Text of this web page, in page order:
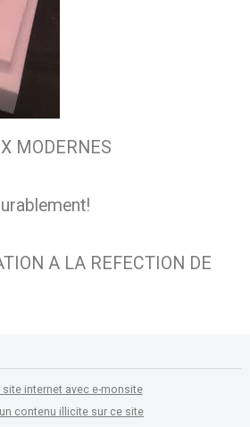
MODERNES
A LA REFECTION DE
site internet avec e-monsite
contenu illicite sur ce site